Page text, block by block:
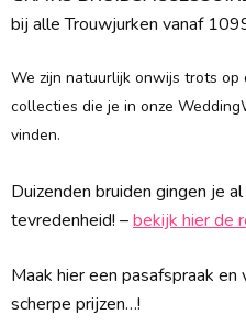
bij alle Trouwjurken vanaf
We zijn natuurlijk onwijs trots
collecties die je in onze
vinden.
Duizenden bruiden gingen je
tevredenheid! –bekijk hier de
Maak hier een pasafspraak
scherpe prijzen…!